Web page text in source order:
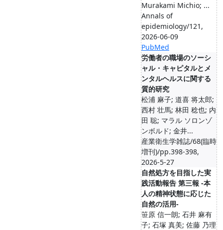
Murakami Michio; ...
Annals of
epidemiology/121,
2026-06-09
PubMed
労働者の職場のソーシ
ャル・キャピタルとメ
ンタルヘルスに関する
質的研究
松浦 麻子; 道喜 将太郎;
西村 壮馬; 林田 稔也; 内
田 聡; マラル ソロンゾ
ンボルド; 金井...
産業衛生学雑誌/68(臨時
増刊)/pp.398-398,
2026-5-27
自然処方を目指した実
践活動報告 第三報 -本
人の精神状態に応じた
自然の活用-
笹原 信一朗; 石井 麻有
子; 石塚 真美; 佐藤 乃理